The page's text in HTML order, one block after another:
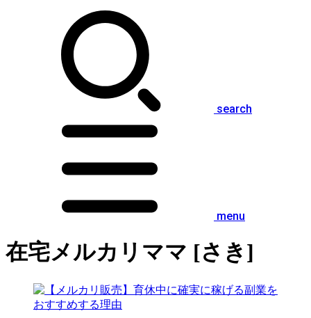
search
menu
在宅メルカリママ [さき]